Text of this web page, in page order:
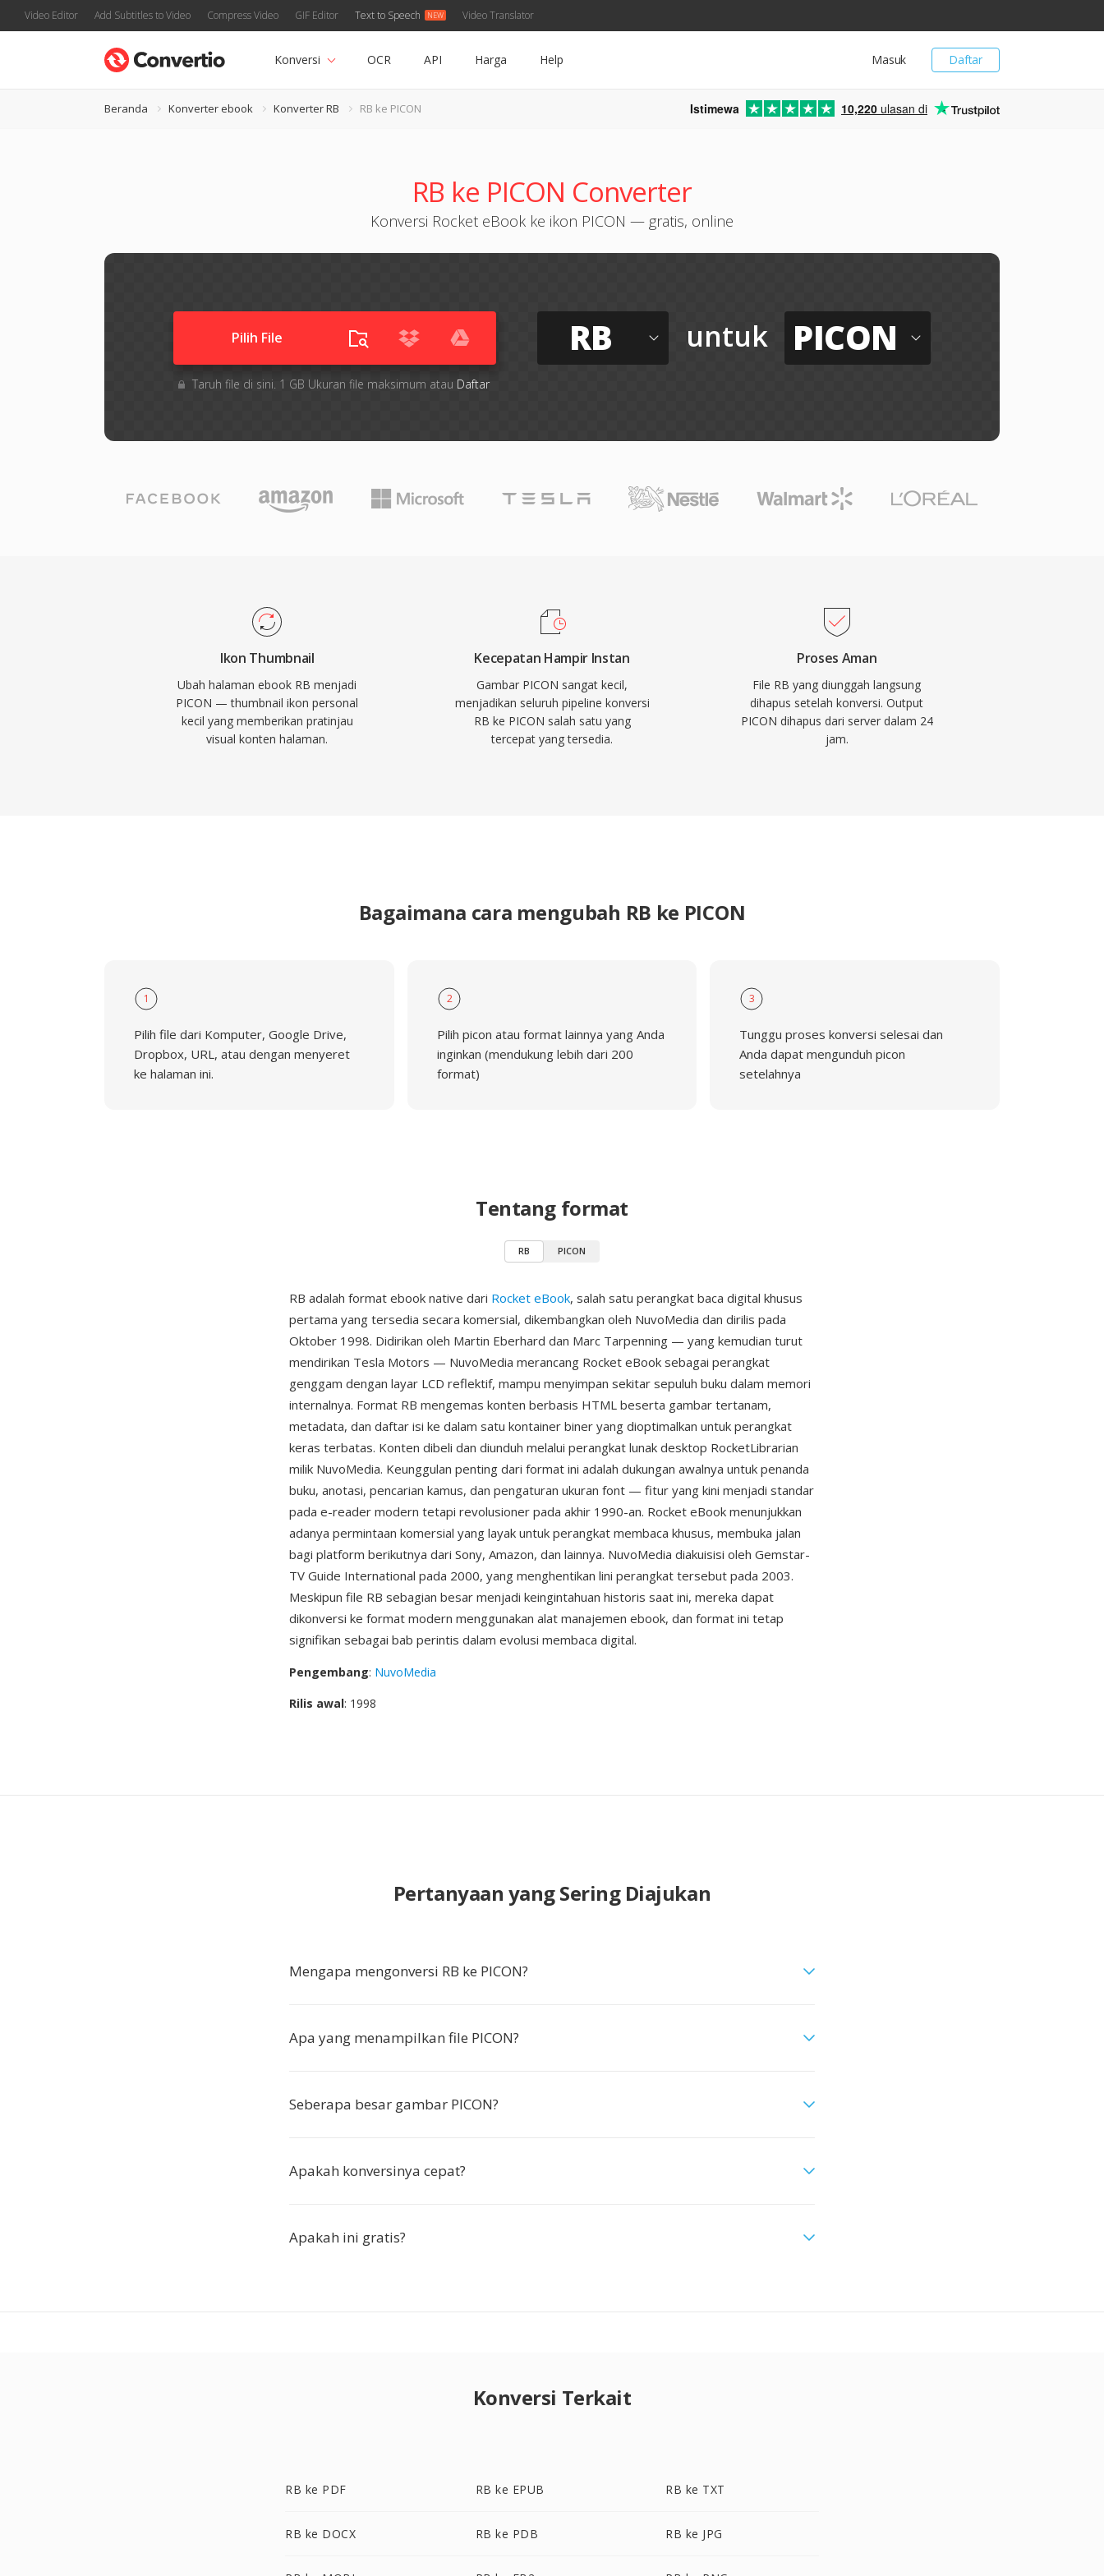
Video Editor Add Subtitles to Video Compress Video GIF Editor Text to Speech Video Translator
Daftar
Masuk
Konversi OCR API Harga Help
Beranda Konverter ebook Konverter RB RB ke PICON Istimewa 10,220 ulasan di
RB ke PICON Converter
Konversi Rocket eBook ke ikon PICON — gratis, online
Pilih File
Taruh file di sini. 1 GB Ukuran file maksimum atau Daftar
RB untuk PICON
Ikon Thumbnail
Ubah halaman ebook RB menjadi
PICON — thumbnail ikon personal
kecil yang memberikan pratinjau
visual konten halaman.
Kecepatan Hampir Instan
Gambar PICON sangat kecil,
menjadikan seluruh pipeline konversi
RB ke PICON salah satu yang
tercepat yang tersedia.
Proses Aman
File RB yang diunggah langsung
dihapus setelah konversi. Output
PICON dihapus dari server dalam 24
jam.
Bagaimana cara mengubah RB ke PICON
1
Pilih file dari Komputer, Google Drive,
Dropbox, URL, atau dengan menyeret
ke halaman ini.
2
Pilih picon atau format lainnya yang Anda
inginkan (mendukung lebih dari 200
format)
3
Tunggu proses konversi selesai dan
Anda dapat mengunduh picon
setelahnya
Tentang format
RB PICON
RB adalah format ebook native dari Rocket eBook, salah satu perangkat baca digital khusus
pertama yang tersedia secara komersial, dikembangkan oleh NuvoMedia dan dirilis pada
Oktober 1998. Didirikan oleh Martin Eberhard dan Marc Tarpenning — yang kemudian turut
mendirikan Tesla Motors — NuvoMedia merancang Rocket eBook sebagai perangkat
genggam dengan layar LCD reflektif, mampu menyimpan sekitar sepuluh buku dalam memori
internalnya. Format RB mengemas konten berbasis HTML beserta gambar tertanam,
metadata, dan daftar isi ke dalam satu kontainer biner yang dioptimalkan untuk perangkat
keras terbatas. Konten dibeli dan diunduh melalui perangkat lunak desktop RocketLibrarian
milik NuvoMedia. Keunggulan penting dari format ini adalah dukungan awalnya untuk penanda
buku, anotasi, pencarian kamus, dan pengaturan ukuran font — fitur yang kini menjadi standar
pada e-reader modern tetapi revolusioner pada akhir 1990-an. Rocket eBook menunjukkan
adanya permintaan komersial yang layak untuk perangkat membaca khusus, membuka jalan
bagi platform berikutnya dari Sony, Amazon, dan lainnya. NuvoMedia diakuisisi oleh Gemstar-
TV Guide International pada 2000, yang menghentikan lini perangkat tersebut pada 2003.
Meskipun file RB sebagian besar menjadi keingintahuan historis saat ini, mereka dapat
dikonversi ke format modern menggunakan alat manajemen ebook, dan format ini tetap
signifikan sebagai bab perintis dalam evolusi membaca digital.
Pengembang: NuvoMedia
Rilis awal: 1998
Pertanyaan yang Sering Diajukan
Mengapa mengonversi RB ke PICON?
Apa yang menampilkan file PICON?
Seberapa besar gambar PICON?
Apakah konversinya cepat?
Apakah ini gratis?
Konversi Terkait
RB ke PDF RB ke EPUB RB ke TXT
RB ke DOCX RB ke PDB RB ke JPG